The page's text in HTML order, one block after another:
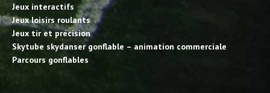
Jeux interactifs
Jeux loisirs roulants
Jeux tir et précision
Skytube skydanser gonflable – animation commerciale
Parcours gonflables